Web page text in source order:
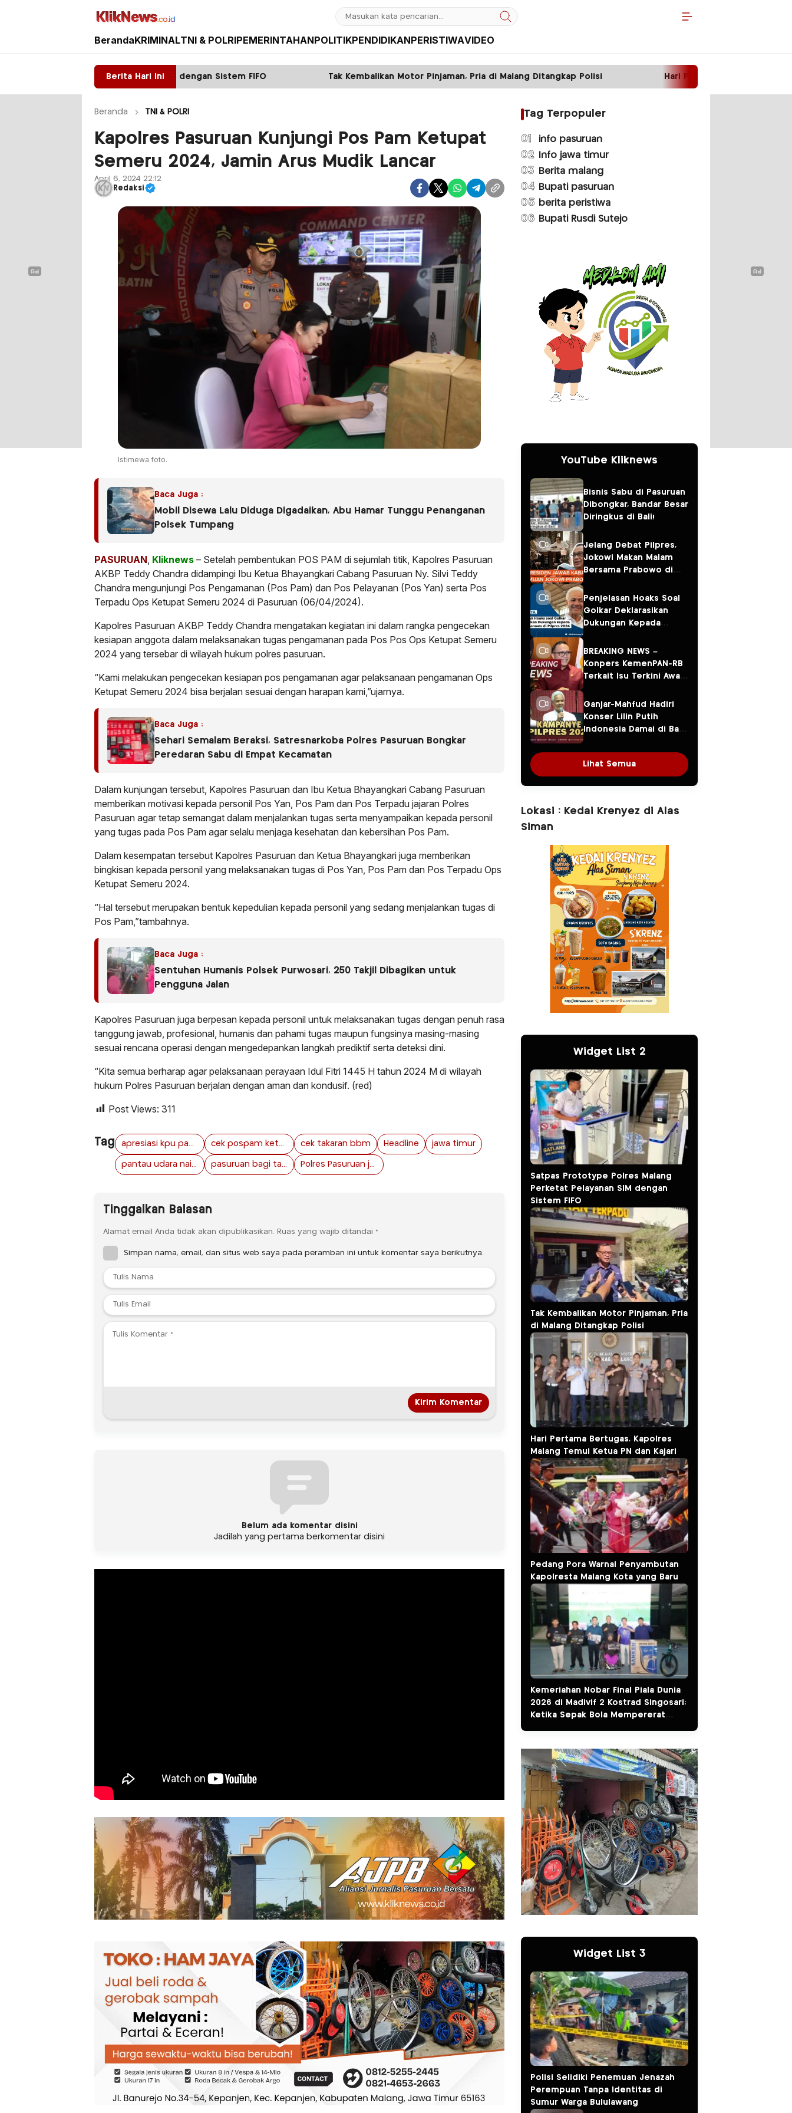
Kliknews.co.id
BerandaKRIMINALTNI & POLRIPEMERINTAHANPOLITIKPENDIDIKANPERISTIWAVIDEO
Berita Hari Ini
Pelayanan SIM dengan Sistem FIFO Tak Kembalikan Motor Pinjaman, Pria di Malang Ditangkap Polisi Hari Pertama Bertugas, Kapolres Malang
Beranda TNI & POLRI
Kapolres Pasuruan Kunjungi Pos Pam Ketupat
Semeru 2024, Jamin Arus Mudik Lancar
April 6, 2024 22:12
Redaksi
Istimewa foto.
Baca Juga :
Mobil Disewa Lalu Diduga Digadaikan, Abu Hamar Tunggu Penanganan
Polsek Tumpang
PASURUAN Kliknews – Setelah pembentukan POS PAM di sejumlah titik, Kapolres Pasuruan
AKBP Teddy Chandra didampingi Ibu Ketua Bhayangkari Cabang Pasuruan Ny. Silvi Teddy
Chandra mengunjungi Pos Pengamanan (Pos Pam) dan Pos Pelayanan (Pos Yan) serta Pos
Terpadu Ops Ketupat Semeru 2024 di Pasuruan (06/04/2024).
Kapolres Pasuruan AKBP Teddy Chandra mengatakan kegiatan ini dalam rangka pengecekan
kesiapan anggota dalam melaksanakan tugas pengamanan pada Pos Pos Ops Ketupat Semeru
2024 yang tersebar di wilayah hukum polres pasuruan.
“Kami melakukan pengecekan kesiapan pos pengamanan agar pelaksanaan pengamanan Ops
Ketupat Semeru 2024 bisa berjalan sesuai dengan harapan kami,”ujarnya.
Baca Juga :
Sehari Semalam Beraksi, Satresnarkoba Polres Pasuruan Bongkar
Peredaran Sabu di Empat Kecamatan
Dalam kunjungan tersebut, Kapolres Pasuruan dan Ibu Ketua Bhayangkari Cabang Pasuruan
memberikan motivasi kepada personil Pos Yan, Pos Pam dan Pos Terpadu jajaran Polres
Pasuruan agar tetap semangat dalam menjalankan tugas serta menyampaikan kepada personil
yang tugas pada Pos Pam agar selalu menjaga kesehatan dan kebersihan Pos Pam.
Dalam kesempatan tersebut Kapolres Pasuruan dan Ketua Bhayangkari juga memberikan
bingkisan kepada personil yang melaksanakan tugas di Pos Yan, Pos Pam dan Pos Terpadu Ops
Ketupat Semeru 2024.
“Hal tersebut merupakan bentuk kepedulian kepada personil yang sedang menjalankan tugas di
Pos Pam,”tambahnya.
Baca Juga :
Sentuhan Humanis Polsek Purwosari, 250 Takjil Dibagikan untuk
Pengguna Jalan
Kapolres Pasuruan juga berpesan kepada personil untuk melaksanakan tugas dengan penuh rasa
tanggung jawab, profesional, humanis dan pahami tugas maupun fungsinya masing-masing
sesuai rencana operasi dengan mengedepankan langkah prediktif serta deteksi dini.
“Kita semua berharap agar pelaksanaan perayaan Idul Fitri 1445 H tahun 2024 M di wilayah
hukum Polres Pasuruan berjalan dengan aman dan kondusif. (red)
Post Views: 311
Tag cek takaran bbm Headline jawa timur
Tinggalkan Balasan
Alamat email Anda tidak akan dipublikasikan. Ruas yang wajib ditandai *
Simpan nama, email, dan situs web saya pada peramban ini untuk komentar saya berikutnya.
Belum ada komentar disini
Jadilah yang pertama berkomentar disini
Tag Terpopuler
01 info pasuruan
02 Info jawa timur
03 Berita malang
04 Bupati pasuruan
05 berita peristiwa
06 Bupati Rusdi Sutejo
YouTube Kliknews
Bisnis Sabu di Pasuruan
Dibongkar, Bandar Besar
Diringkus di Bali!
Jelang Debat Pilpres,
Jokowi Makan Malam
Bersama Prabowo di
Penjelasan Hoaks Soal
Golkar Deklarasikan
Dukungan Kepada
Pilpres 2024
BREAKING NEWS –
Konpers KemenPAN-RB
Terkait Isu Terkini Awal
Ganjar-Mahfud Hadiri
Konser Lilin Putih
Indonesia Damai di Balai
Lihat Semua
Lokasi : Kedai Krenyez di Alas
Siman
Widget List 2
Satpas Prototype Polres Malang
Perketat Pelayanan SIM dengan
Sistem FIFO
Tak Kembalikan Motor Pinjaman, Pria
di Malang Ditangkap Polisi
Hari Pertama Bertugas, Kapolres
Malang Temui Ketua PN dan Kajari
Pedang Pora Warnai Penyambutan
Kapolresta Malang Kota yang Baru
Kemeriahan Nobar Final Piala Dunia
2026 di Madivif 2 Kostrad Singosari:
Ketika Sepak Bola Mempererat
Widget List 3
Polisi Selidiki Penemuan Jenazah
Perempuan Tanpa Identitas di
Sumur Warga Bululawang